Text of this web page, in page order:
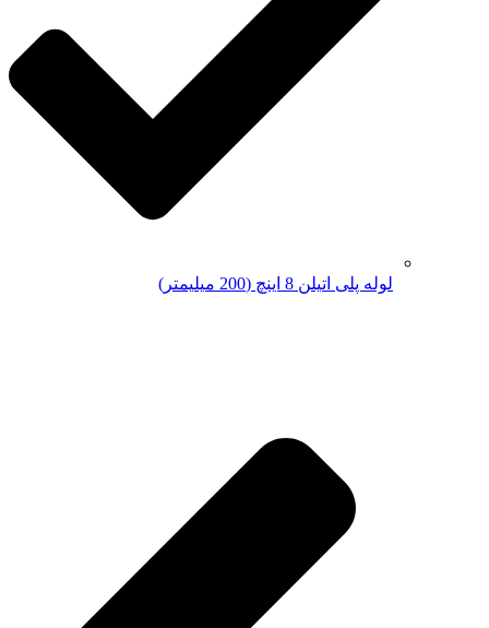
لوله پلی اتیلن 8 اینچ (200 میلیمتر)